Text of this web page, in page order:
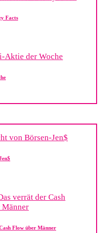
Facts
Flow über Männer